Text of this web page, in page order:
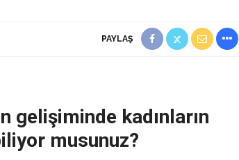
PAYLAŞ
gelişiminde kadınların
musunuz?